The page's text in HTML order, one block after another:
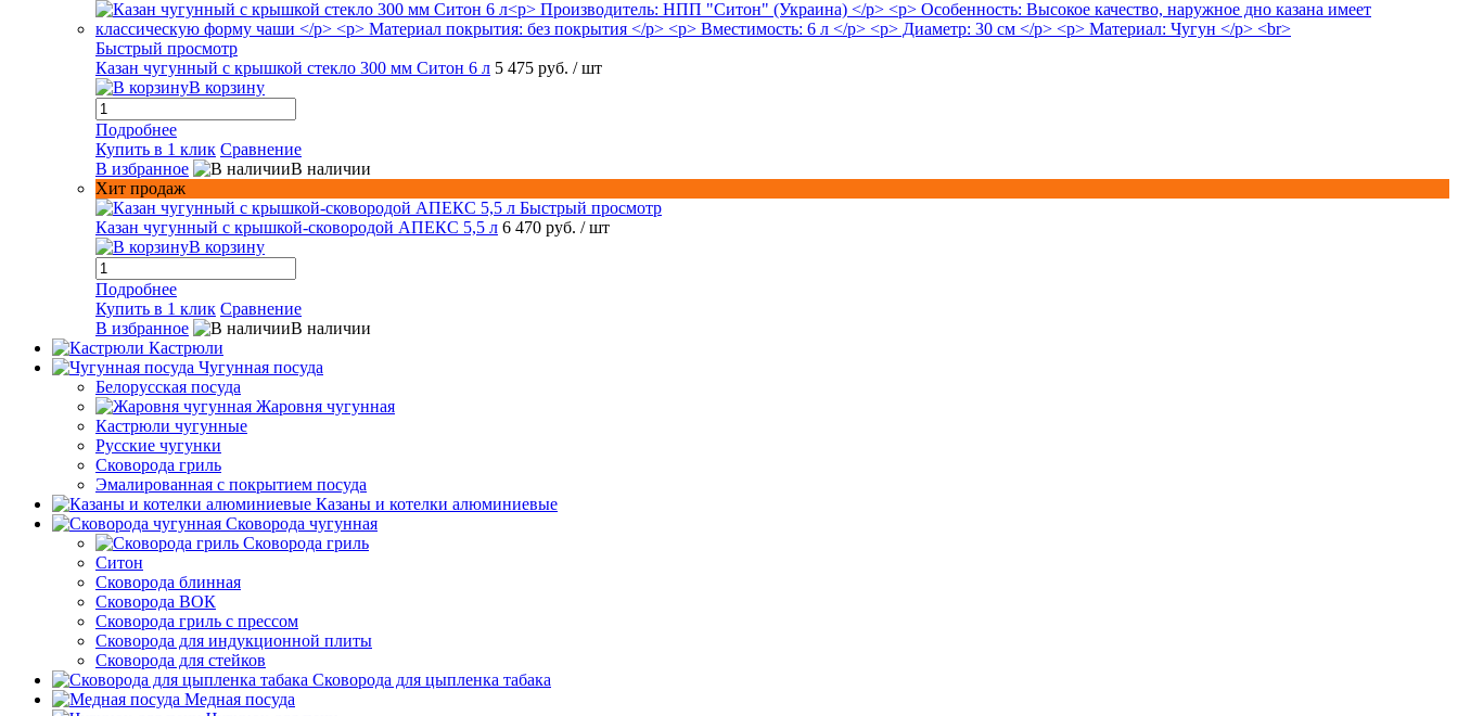
Быстрый просмотр
Казан чугунный с крышкой стекло 300 мм Ситон 6 л 5 475 руб. / шт
В корзину
Подробнее
Купить в 1 клик Сравнение
В избранное
В наличии
Хит продаж
Быстрый просмотр
Казан чугунный с крышкой-сковородой АПЕКС 5,5 л 6 470 руб. / шт
В корзину
Подробнее
Купить в 1 клик Сравнение
В избранное
В наличии
Кастрюли
Чугунная посуда
Белорусская посуда
Жаровня чугунная
Кастрюли чугунные
Русские чугунки
Сковорода гриль
Эмалированная с покрытием посуда
Казаны и котелки алюминиевые
Сковорода чугунная
Сковорода гриль
Ситон
Сковорода блинная
Сковорода ВОК
Сковорода гриль с прессом
Сковорода для индукционной плиты
Сковорода для стейков
Сковорода для цыпленка табака
Медная посуда